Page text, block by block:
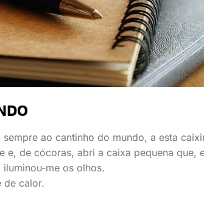
ao cantinho do mundo, a esta
e, de cócoras, abri a caixa pequena que,
me os olhos.
de calor.